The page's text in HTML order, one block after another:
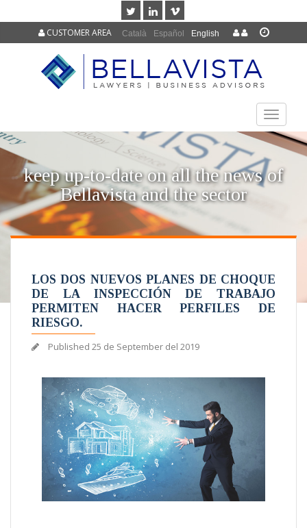
Català Español English
CUSTOMER AREA
TOGGLE
keep up-to-date on all the news of
Bellavista and the sector
LOS DOS NUEVOS PLANES DE CHOQUE
DE LA INSPECCIÓN DE TRABAJO
PERMITEN HACER PERFILES DE
RIESGO.
Published 25 de September del 2019